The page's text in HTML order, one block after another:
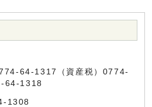
64-1317（資産税）0774-
64-1318
1308